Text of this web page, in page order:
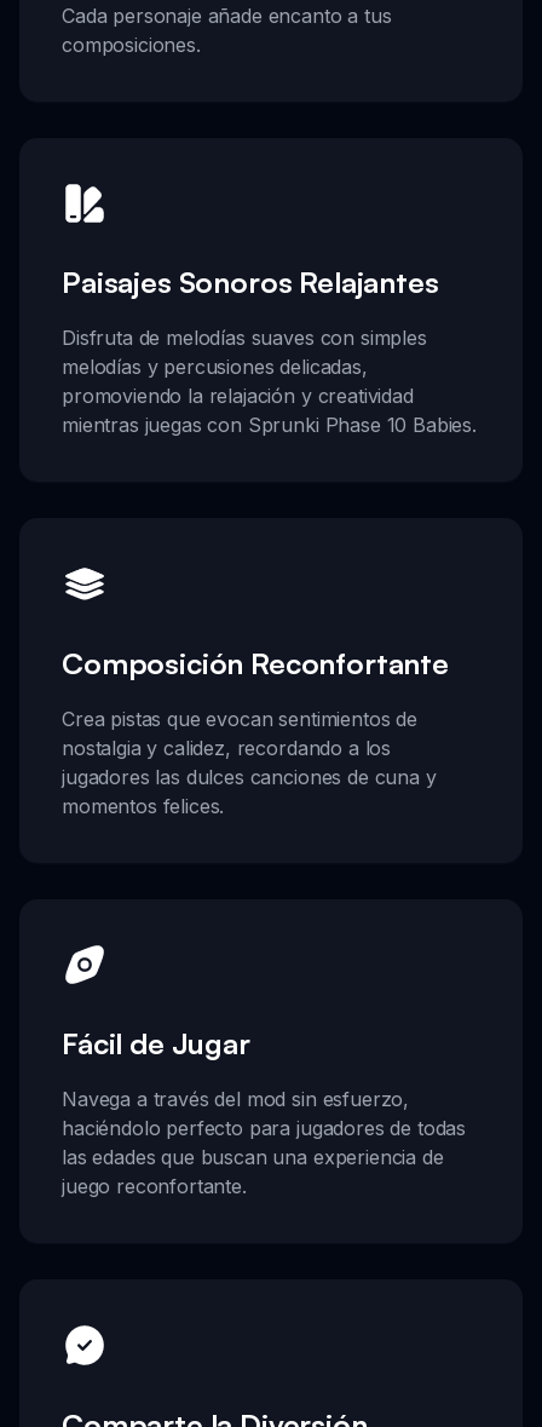
Cada personaje añade encanto a tus
composiciones.
Paisajes Sonoros Relajantes
Disfruta de melodías suaves con simples
melodías y percusiones delicadas,
promoviendo la relajación y creatividad
mientras juegas con Sprunki Phase 10 Babies.
Composición Reconfortante
Crea pistas que evocan sentimientos de
nostalgia y calidez, recordando a los
jugadores las dulces canciones de cuna y
momentos felices.
Fácil de Jugar
Navega a través del mod sin esfuerzo,
haciéndolo perfecto para jugadores de todas
las edades que buscan una experiencia de
juego reconfortante.